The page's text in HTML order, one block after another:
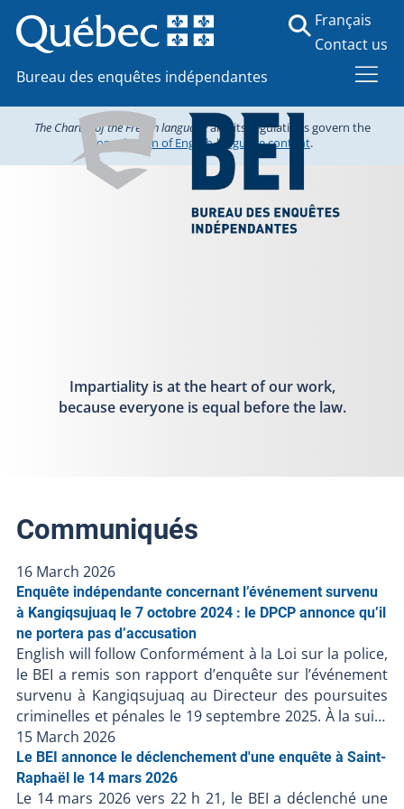
Bureau des enquêtes indépendantes
Français
Contact us
The Charter of the French languageand its regulations govern the
consultation of English-language content.
Impartiality is at the heart of our work,
because everyone is equal before the law.
Communiqués
16 March 2026
Enquête indépendante concernant l’événement survenu
à Kangiqsujuaq le 7 octobre 2024 : le DPCP annonce qu’il
ne portera pas d’accusation
English will follow Conformément à la Loi sur la police,
le BEI a remis son rapport d’enquête sur l’événement
survenu à Kangiqsujuaq au Directeur des poursuites
criminelles et pénales le 19 septembre 2025. À la suite
de la décision du DPCP de ne pas porter d’accusation
contre les policiers, et en l’absence de faits nouveaux,
le BEI ferme le dossier BEI-250617-001. Puisque des
accusations ont été portées contre une personne
15 March 2026
Le BEI annonce le déclenchement d'une enquête à Saint-
Raphaël le 14 mars 2026
Le 14 mars 2026 vers 22 h 21, le BEI a déclenché une